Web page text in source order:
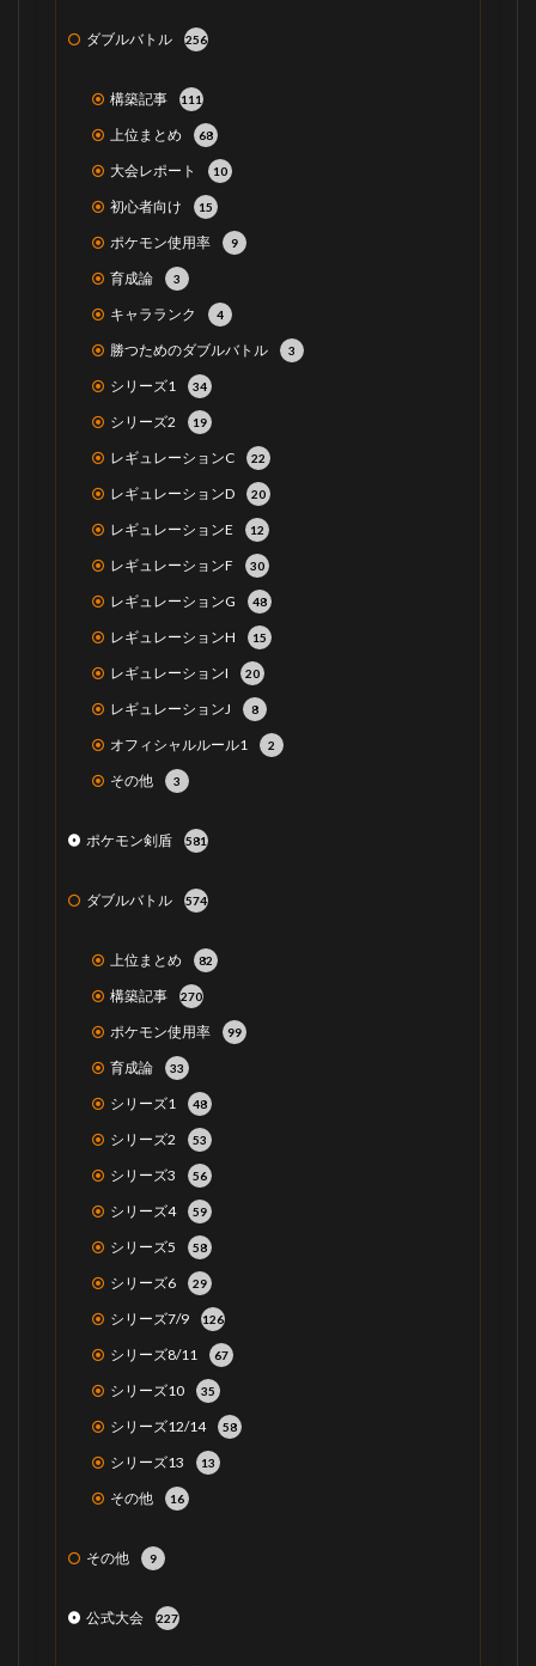
ダブルバトル 256
構築記事 111
上位まとめ 68
大会レポート 10
初心者向け 15
ポケモン使用率 9
育成論 3
キャラランク 4
勝つためのダブルバトル 3
シリーズ1 34
シリーズ2 19
レギュレーションC 22
レギュレーションD 20
レギュレーションE 12
レギュレーションF 30
レギュレーションG 48
レギュレーションH 15
レギュレーションI 20
レギュレーションJ 8
オフィシャルルール1 2
その他 3
ポケモン剣盾 581
ダブルバトル 574
上位まとめ 82
構築記事 270
ポケモン使用率 99
育成論 33
シリーズ1 48
シリーズ2 53
シリーズ3 56
シリーズ4 59
シリーズ5 58
シリーズ6 29
シリーズ7/9 126
シリーズ8/11 67
シリーズ10 35
シリーズ12/14 58
シリーズ13 13
その他 16
その他 9
公式大会 227